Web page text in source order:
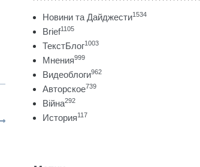
Новини та Дайджести1534
Brief1105
ТекстБлог1003
Мнения999
Видеоблоги962
Авторское739
Війна292
История117